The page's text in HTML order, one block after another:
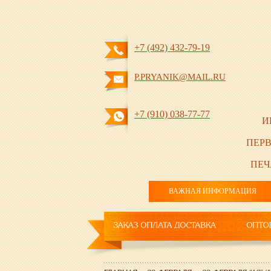
+7 (492) 432-79-19
P.PRYANIK@MAIL.RU
+7 (910) 038-77-77
ВАЖНАЯ ИНФОРМАЦИЯ